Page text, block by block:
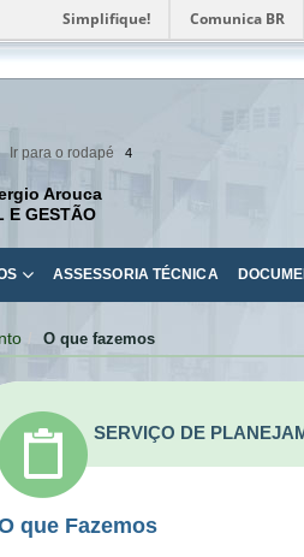
Simplifique! Comunica BR
Ir para o rodapé 4
Arouca
E GESTÃO
ASSESSORIA TÉCNICA
O que fazemos
SERVIÇO DE
que Fazemos